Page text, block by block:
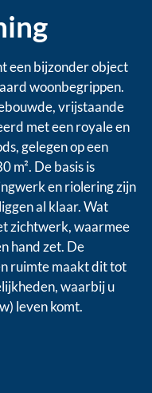
een bijzonder object
woonbegrippen.
vrijstaande
met een royale en
gelegen op een
m². De basis is
en riolering zijn
al klaar. Wat
zichtwerk, waarmee
hand zet. De
ruimte maakt dit tot
waarbij u
leven komt.